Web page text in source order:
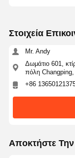
Στοιχεία
Mr. Andy
Δωμάτιο 601,
πόλη
+86
Αποκτήστε Την